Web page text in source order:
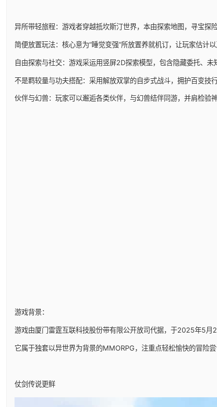
异所带轻旅程：游戏者穿越抵坎斯汀世界，本由探索地图，寻宝探
简便放置玩法：核心意为“睡觉变强”所放置养就机订，让玩家估计
自由探索与社交：游戏采运用竖屏2D探索模型，包含隐藏委托、
不是羁较量与功夫搭配：采用解放双掌的自步式战斗，拥护百变技
伙伴与幻兽：玩家可以邂逅各类伙伴，与幻兽结伴同游，并肩检验
游戏背景：
游戏由厦门雷霆互联科技股份带有限公开放司代据，于2025年5
它属于独套以异世界为背景的MMORPG，注重点轻松愉快的冒险
仗剑传说更鲜